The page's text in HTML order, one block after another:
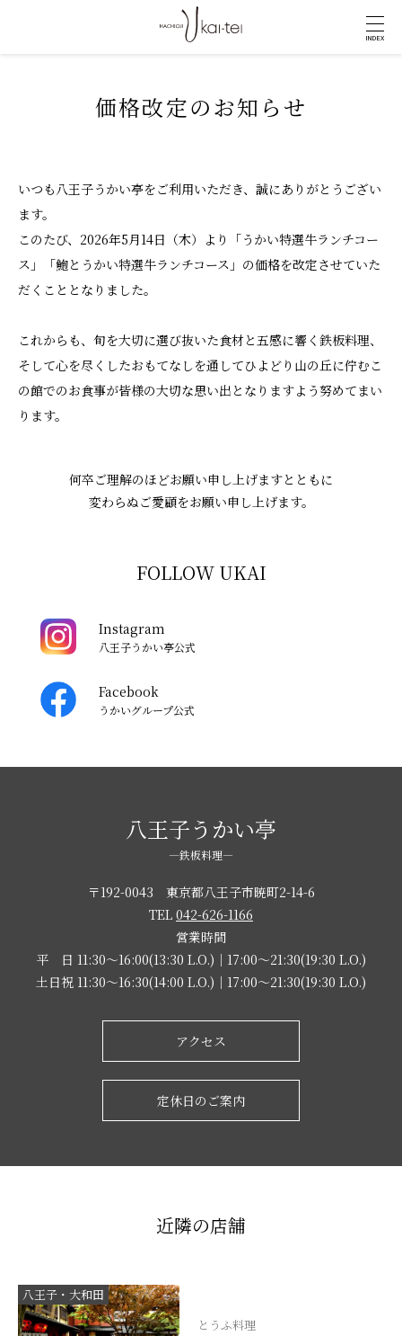
INDEX
価格改定のお知らせ
いつも八王子うかい亭をご利用いただき、誠にありがとうござい
ます。
このたび、2026年5月14日（木）より「うかい特選牛ランチコー
ス」
「鮑とうかい特選牛ランチコース」の価格を改定させていた
だくこととなりました。
これからも、旬を大切に選び抜いた食材と五感に響く鉄板料理、
そして心を尽くしたおもてなしを通してひよどり山の丘に佇むこ
の館でのお食事が皆様の大切な思い出となりますよう努めてまい
ります。
何卒ご理解のほどお願い申し上げますとともに
変わらぬご愛顧をお願い申し上げます。
FOLLOW UKAI
Instagram
八王子うかい亭公式
Facebook
うかいグループ公式
八王子うかい亭
―鉄板料理―
〒192-0043 東京都八王子市暁町2-14-6
TEL 042-626-1166
営業時間
平 日 11:30～16:00(13:30 L.O.)｜17:00～21:30(19:30 L.O.)
土日祝 11:30～16:30(14:00 L.O.)｜17:00～21:30(19:30 L.O.)
アクセス
定休日のご案内
近隣の店舗
八王子・大和田
とうふ料理